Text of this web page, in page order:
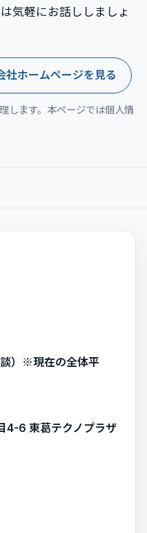
気軽にお話ししましょ
社ホームページを見る
します。本ページでは個人情
）※現在の全体平
4-6 東葛テクノプラザ